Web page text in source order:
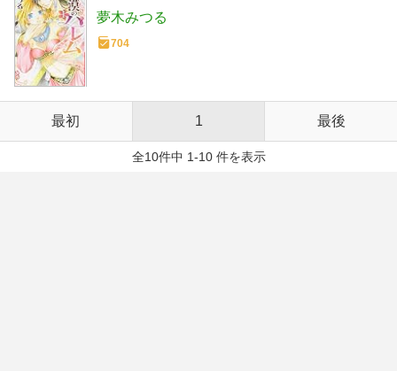
夢木みつる
704
最初 1 最後
全10件中 1-10 件を表示